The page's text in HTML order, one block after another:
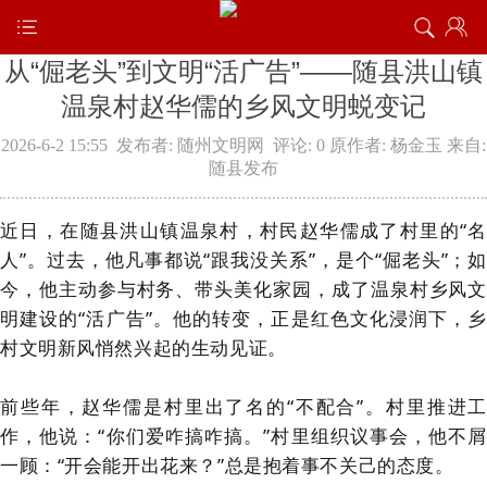
从“倔老头”到文明“活广告”——随县洪山镇
温泉村赵华儒的乡风文明蜕变记
2026-6-2 15:55 发布者: 随州文明网 评论: 0 原作者: 杨金玉 来自:
随县发布
近日，在随县洪山镇温泉村，村民赵华儒成了村里的“名
人”。过去，他凡事都说“跟我没关系”，是个“倔老头”；如
今，他主动参与村务、带头美化家园，成了温泉村乡风文
明建设的“活广告”。他的转变，正是红色文化浸润下，乡
村文明新风悄然兴起的生动见证。
前些年，赵华儒是村里出了名的“不配合”。村里推进工
作，他说：“你们爱咋搞咋搞。”村里组织议事会，他不屑
一顾：“开会能开出花来？”总是抱着事不关己的态度。